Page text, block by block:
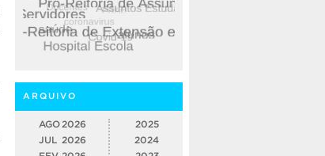
ARQUIVO
AGO 2026
JUL 2026
2025
2024